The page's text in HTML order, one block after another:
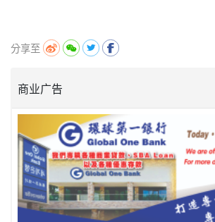
分享至
商业广告